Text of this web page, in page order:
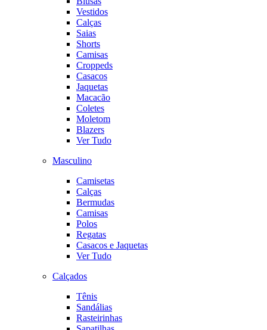
Vestidos
Calças
Saias
Shorts
Camisas
Croppeds
Casacos
Jaquetas
Macacão
Coletes
Moletom
Blazers
Ver Tudo
Masculino
Camisetas
Calças
Bermudas
Camisas
Polos
Regatas
Casacos e Jaquetas
Ver Tudo
Calçados
Tênis
Sandálias
Rasteirinhas